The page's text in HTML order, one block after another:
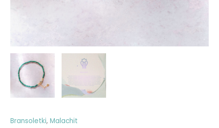
Bransoletki,Malachit